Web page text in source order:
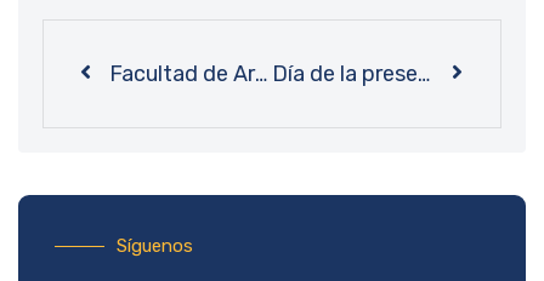
Facultad de Arquitectura y Urbanismo: un pequeño rincón que atesora una colección altamente especializada Día de la preservación digital 2022: taller online convoca a gran cantidad de profesionales de la información
Síguenos